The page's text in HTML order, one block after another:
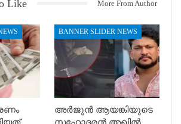
Like More From Author
BANNER SLIDER NEWS
അർജുൻ ആയങ്കിയുടെ